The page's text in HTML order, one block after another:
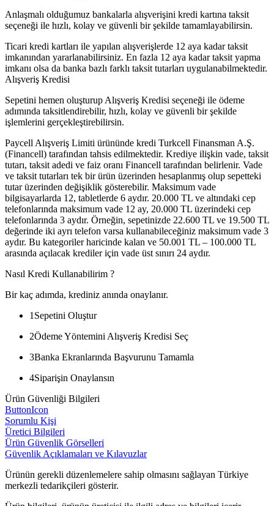
Anlaşmalı olduğumuz bankalarla alışverişini kredi kartına taksit
seçeneği ile hızlı, kolay ve güvenli bir şekilde tamamlayabilirsin.
Ticari kredi kartları ile yapılan alışverişlerde 12 aya kadar taksit
imkanından yararlanabilirsiniz. En fazla 12 aya kadar taksit yapma
imkanı olsa da banka bazlı farklı taksit tutarları uygulanabilmektedir.
Alışveriş Kredisi
Sepetini hemen oluşturup Alışveriş Kredisi seçeneği ile ödeme
adımında taksitlendirebilir, hızlı, kolay ve güvenli bir şekilde
işlemlerini gerçekleştirebilirsin.
Paycell Alışveriş Limiti ürününde kredi Turkcell Finansman A.Ş.
(Financell) tarafından tahsis edilmektedir. Krediye ilişkin vade, taksit
tutarı, taksit adedi ve faiz oranı Financell tarafından belirlenir. Vade
ve taksit tutarları tek bir ürün üzerinden hesaplanmış olup sepetteki
tutar üzerinden değişiklik gösterebilir. Maksimum vade
bilgisayarlarda 12, tabletlerde 6 aydır. 20.000 TL ve altındaki cep
telefonlarında maksimum vade 12 ay, 20.000 TL üzerindeki cep
telefonlarında 3 aydır. Örneğin, sepetinizde 22.600 TL ve 19.500 TL
değerinde iki ayrı telefon varsa kullanabileceğiniz maksimum vade 3
aydır. Bu kategoriler haricinde kalan ve 50.001 TL – 100.000 TL
arasında açılacak krediler için vade üst sınırı 24 aydır.
Nasıl Kredi Kullanabilirim ?
Bir kaç adımda, krediniz anında onaylanır.
1 Sepetini Oluştur
2Ödeme Yöntemini Alışveriş Kredisi Seç
3Banka Ekranlarında Başvurunu Tamamla
4Siparişin Onaylansın
Ürün Güvenliği Bilgileri
ButtonIcon
Sorumlu Kişi
Üretici Bilgileri
Ürün Güvenlik Görselleri
Güvenlik Açıklamaları ve Kılavuzlar
Ürünün gerekli düzenlemelere sahip olmasını sağlayan Türkiye
merkezli tedarikçileri gösterir.